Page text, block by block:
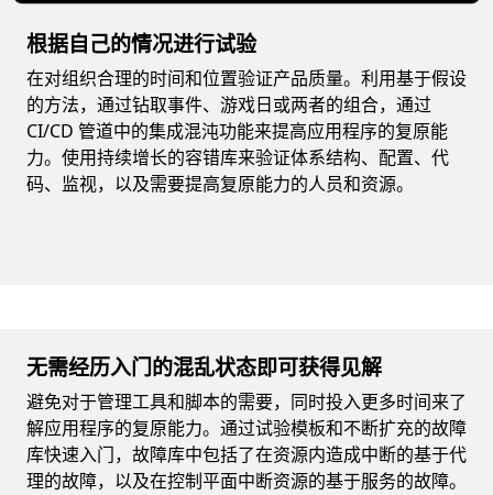
根据自己的情况进行试验
在对组织合理的时间和位置验证产品质量。利用基于假设
的方法，通过钻取事件、游戏日或两者的组合，通过
CI/CD 管道中的集成混沌功能来提高应用程序的复原能
力。使用持续增长的容错库来验证体系结构、配置、代
码、监视，以及需要提高复原能力的人员和资源。
无需经历入门的混乱状态即可获得见解
避免对于管理工具和脚本的需要，同时投入更多时间来了
解应用程序的复原能力。通过试验模板和不断扩充的故障
库快速入门，故障库中包括了在资源内造成中断的基于代
理的故障，以及在控制平面中断资源的基于服务的故障。